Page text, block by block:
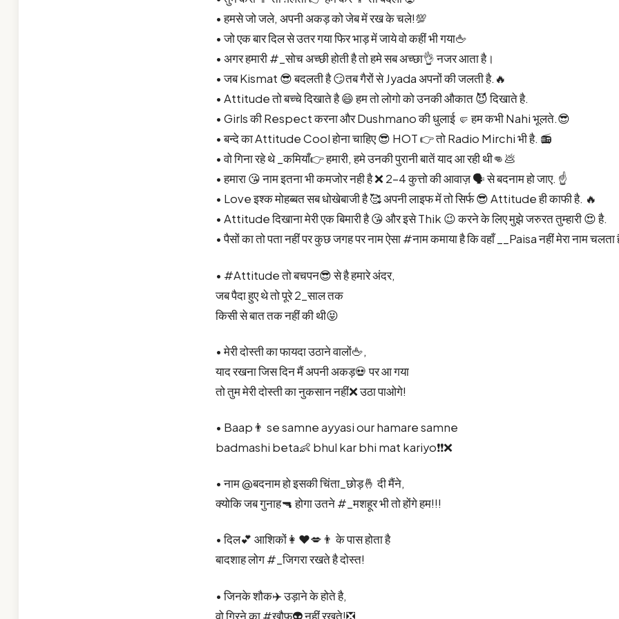
• हमसे जो जले, अपनी अकड़ को जेब में रख के चले!💯
• जो एक बार दिल से उतर गया फिर भाड़ में जाये वो कहीं भी गया🖕
• अगर हमारी #_सोच अच्छी होती है तो हमे सब अच्छा👌 नजर आता है।
• जब Kismat 😎 बदलती है 😏तब गैरों से Jyada अपनों की जलती है.🔥
• Attitude तो बच्चे दिखाते है 😄 हम तो लोगो को उनकी औकात 😈 दिखाते है.
• Girls की Respect करना और Dushmano की धुलाई 🤛 हम कभी Nahi भूलते.😎
• बन्दे का Attitude Cool होना चाहिए 😎 HOT 👉 तो Radio Mirchi भी है. 📻
• वो गिना रहे थे _कमियाँ👉 हमारी, हमे उनकी पुरानी बातें याद आ रही थी👊💩
• हमारा 😘 नाम इतना भी कमजोर नही है ❌ 2-4 कुत्तो की आवाज़ 🗣️ से बदनाम हो जाए. ☝️
• Love इश्क मोहब्बत सब धोखेबाजी है 🥰 अपनी लाइफ में तो सिर्फ 😎 Attitude ही काफी है. 🔥
• Attitude दिखाना मेरी एक बिमारी है 😘 और इसे Thik 😉 करने के लिए मुझे जरुरत तुम्हारी 😍 है.
• पैसों का तो पता नहीं पर कुछ जगह पर नाम ऐसा #नाम कमाया है कि वहाँ __Paisa नहीं मेरा नाम चलता
• #Attitude तो बचपन😎 से है हमारे अंदर,
जब पैदा हुए थे तो पूरे 2_साल तक
किसी से बात तक नहीं की थी😝
• मेरी दोस्ती का फायदा उठाने वालों🖕,
याद रखना जिस दिन मैं अपनी अकड़💀 पर आ गया
तो तुम मेरी दोस्ती का नुकसान नहीं❌ उठा पाओगे!
• Baap👨 se samne ayyasi our hamare samne
badmashi beta👶 bhul kar bhi mat kariyo❗❗❌
• नाम @बदनाम हो इसकी चिंता_छोड़🤞 दी मैंने,
क्योकि जब गुनाह🔫 होगा उतने #_मशहूर भी तो होंगे हम!!!
• दिल💕 आशिकों👩❤️💋👨 के पास होता है
बादशाह लोग #_जिगरा रखते है दोस्त!
• जिनके शौक✈️ उड़ाने के होते है,
वो गिरने का #खौफ👽 नहीं रखते!❎